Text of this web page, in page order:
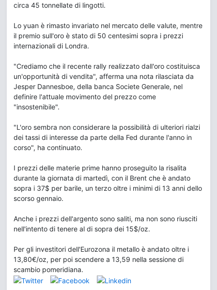
circa 45 tonnellate di lingotti.
Lo yuan è rimasto invariato nel mercato delle valute, mentre
il premio sull'oro è stato di 50 centesimi sopra i prezzi
internazionali di Londra.
"Crediamo che il recente rally realizzato dall'oro costituisca
un'opportunità di vendita", afferma una nota rilasciata da
Jesper Dannesboe, della banca Societe Generale, nel
definire l'attuale movimento del prezzo come
"insostenibile".
"L'oro sembra non considerare la possibilità di ulteriori rialzi
dei tassi di interesse da parte della Fed durante l'anno in
corso", ha continuato.
I prezzi delle materie prime hanno proseguito la risalita
durante la giornata di martedì, con il Brent che è andato
sopra i 37$ per barile, un terzo oltre i minimi di 13 anni dello
scorso gennaio.
Anche i prezzi dell'argento sono saliti, ma non sono riusciti
nell'intento di tenere al di sopra dei 15$/oz.
Per gli investitori dell'Eurozona il metallo è andato oltre i
13,80€/oz, per poi scendere a 13,59 nella sessione di
scambio pomeridiana.